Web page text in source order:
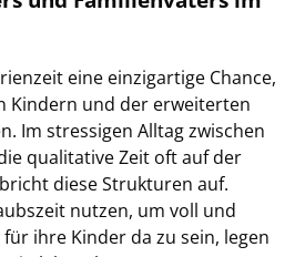
eine einzigartige Chance,
Kindern und der erweiterten
Im stressigen Alltag zwischen
qualitative Zeit oft auf der
diese Strukturen auf.
nutzen, um voll und
ihre Kinder da zu sein, legen